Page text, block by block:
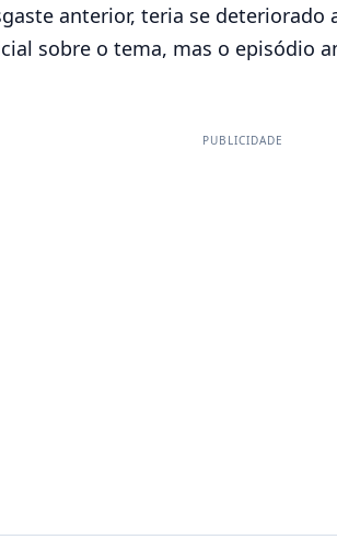
anterior, teria se
sobre o tema, mas o episódio
PUBLICIDADE